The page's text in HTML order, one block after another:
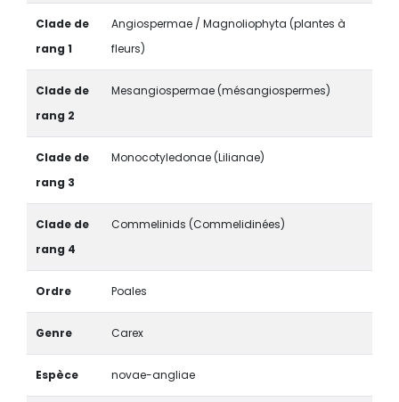
Clade de
rang 1
Angiospermae / Magnoliophyta (plantes à
fleurs)
Clade de
rang 2
Mesangiospermae (mésangiospermes)
Clade de
rang 3
Monocotyledonae (Lilianae)
Clade de
rang 4
Commelinids (Commelidinées)
Ordre Poales
Genre Carex
Espèce novae-angliae